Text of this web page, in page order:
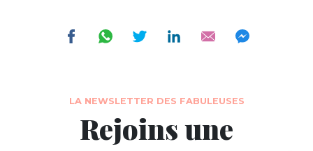
LA NEWSLETTER DES FABULEUSES
Rejoins une